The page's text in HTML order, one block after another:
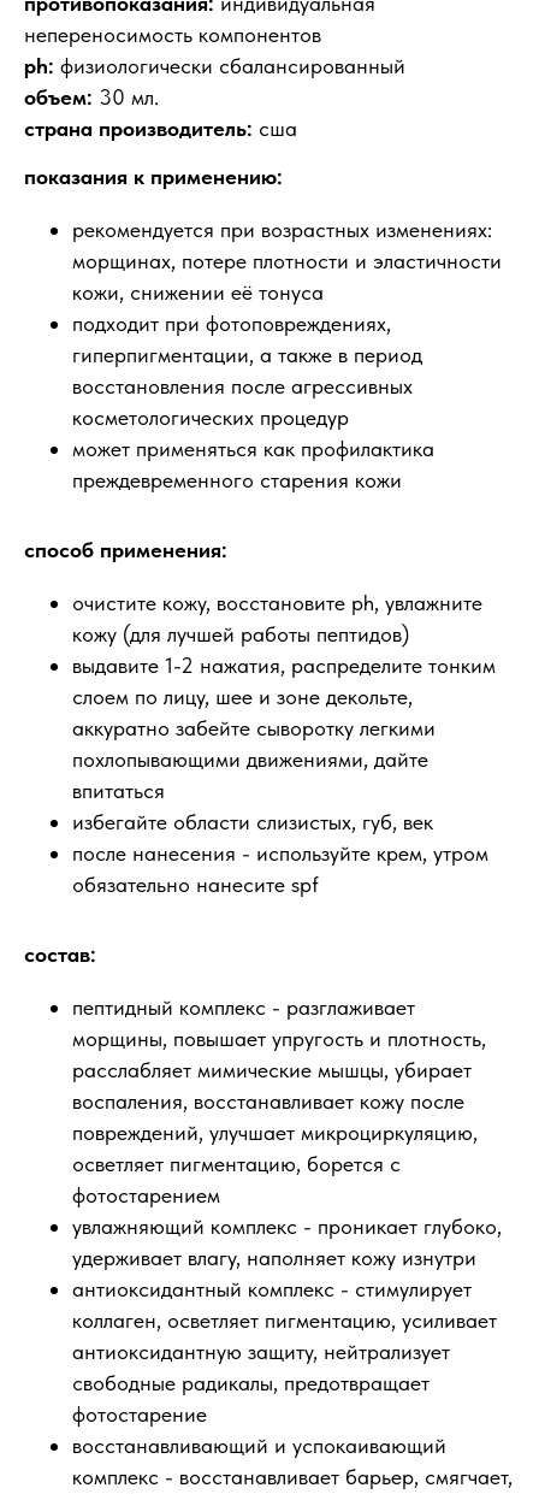
непереносимость компонентов
ph: физиологически сбалансированный
объем: 30 мл.
страна производитель: сша
показания к применению:
рекомендуется при возрастных изменениях:
морщинах, потере плотности и эластичности
кожи, снижении её тонуса
подходит при фотоповреждениях,
гиперпигментации, а также в период
восстановления после агрессивных
косметологических процедур
может применяться как профилактика
преждевременного старения кожи
способ применения:
очистите кожу, восстановите ph, увлажните
кожу (для лучшей работы пептидов)
выдавите 1-2 нажатия, распределите тонким
слоем по лицу, шее и зоне декольте,
аккуратно забейте сыворотку легкими
похлопывающими движениями, дайте
впитаться
избегайте области слизистых, губ, век
после нанесения - используйте крем, утром
обязательно нанесите spf
состав:
пептидный комплекс - разглаживает
морщины, повышает упругость и плотность,
расслабляет мимические мышцы, убирает
воспаления, восстанавливает кожу после
повреждений, улучшает микроциркуляцию,
осветляет пигментацию, борется с
фотостарением
увлажняющий комплекс - проникает глубоко,
удерживает влагу, наполняет кожу изнутри
антиоксидантный комплекс - стимулирует
коллаген, осветляет пигментацию, усиливает
антиоксидантную защиту, нейтрализует
свободные радикалы, предотвращает
фотостарение
восстанавливающий и успокаивающий
комплекс - восстанавливает барьер, смягчает,